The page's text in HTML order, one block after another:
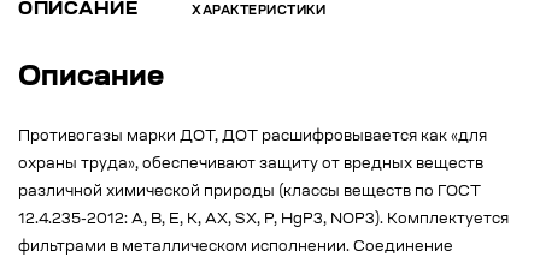
ОПИСАНИЕ ХАРАКТЕРИСТИКИ
Описание
Противогазы марки ДОТ, ДОТ расшифровывается как «для
охраны труда», обеспечивают защиту от вредных веществ
различной химической природы (классы веществ по ГОСТ
12.4.235-2012: А, В, Е, К, AX, SX, P, HgP3, NOP3). Комплектуется
фильтрами в металлическом исполнении. Соединение